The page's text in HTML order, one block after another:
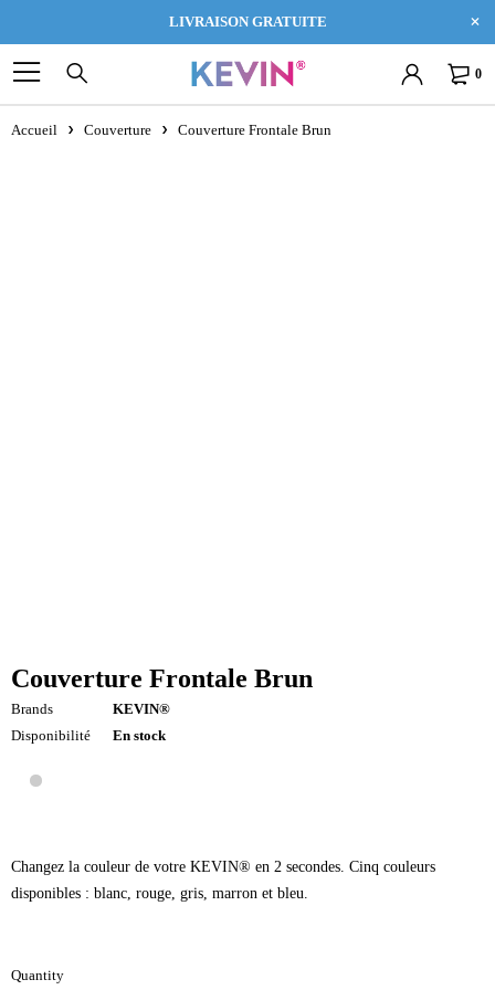
LIVRAISON GRATUITE
0
Accueil Couverture Couverture Frontale Brun
Couverture Frontale Brun
Brands
KEVIN®
Disponibilité
En stock
Changez la couleur de votre KEVIN® en 2 secondes. Cinq couleurs
disponibles : blanc, rouge, gris, marron et bleu.
Quantity